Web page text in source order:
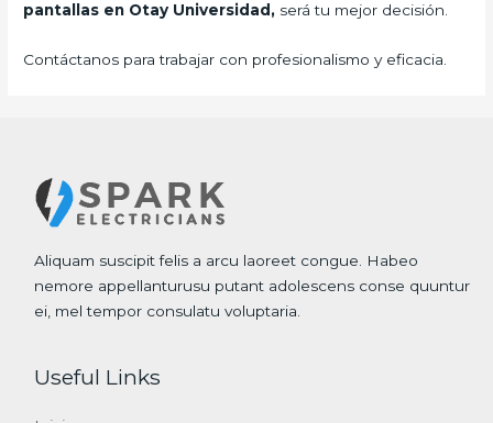
pantallas en Otay Universidad, será tu mejor decisión.
Contáctanos para trabajar con profesionalismo y eficacia.
Aliquam suscipit felis a arcu laoreet congue. Habeo
nemore appellanturusu putant adolescens conse quuntur
ei, mel tempor consulatu voluptaria.
Useful Links